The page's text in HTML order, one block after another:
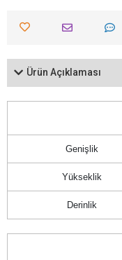
Ürün Açıklaması
Genişlik
Yükseklik
Derinlik